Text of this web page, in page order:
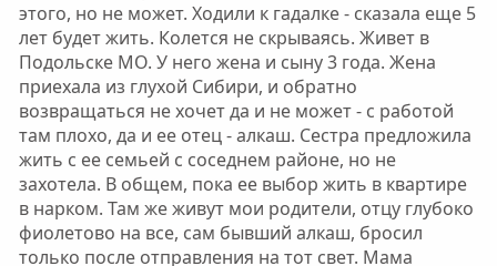
этого, но не может. Ходили к гадалке - сказала еще 5
лет будет жить. Колется не скрываясь. Живет в
Подольске МО. У него жена и сыну 3 года. Жена
приехала из глухой Сибири, и обратно
возвращаться не хочет да и не может - с работой
там плохо, да и ее отец - алкаш. Сестра предложила
жить с ее семьей с соседнем районе, но не
захотела. В общем, пока ее выбор жить в квартире
в нарком. Там же живут мои родители, отцу глубоко
фиолетово на все, сам бывший алкаш, бросил
только после отправления на тот свет. Мама